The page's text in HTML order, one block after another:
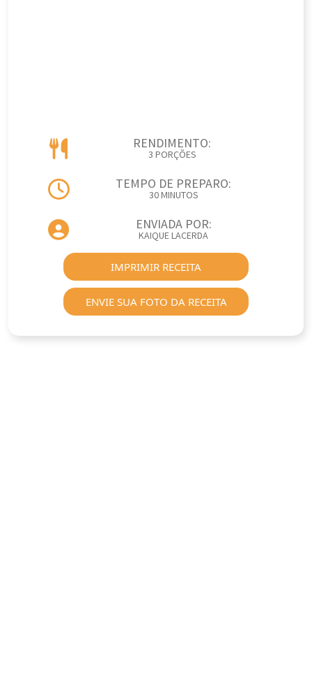
RENDIMENTO:
3 PORÇÕES
TEMPO DE PREPARO:
30 MINUTOS
ENVIADA POR:
KAIQUE LACERDA
IMPRIMIR RECEITA
ENVIE SUA FOTO DA RECEITA